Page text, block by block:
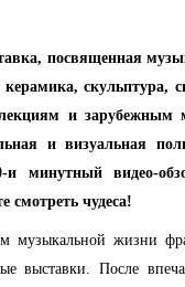
посвященная
скульптура,
и зарубежным
и визуальная
минутный видео-
смотреть чудеса!
музыкальной жизни
выставки. После